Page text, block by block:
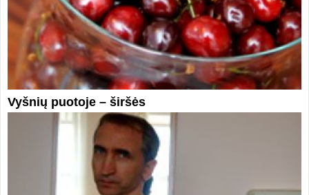
Vyšnių puotoje – širšės